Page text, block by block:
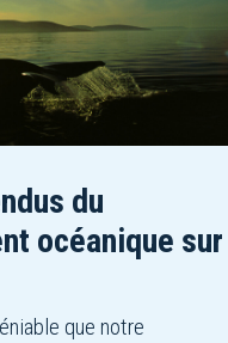
du
océanique sur
que notre